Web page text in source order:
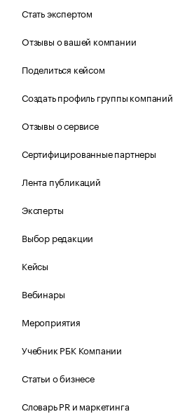
Стать экспертом
Отзывы о вашей компании
Поделиться кейсом
Создать профиль группы компаний
Отзывы о сервисе
Сертифицированные партнеры
Лента публикаций
Эксперты
Выбор редакции
Кейсы
Вебинары
Мероприятия
Учебник РБК Компании
Статьи о бизнесе
Словарь PR и маркетинга